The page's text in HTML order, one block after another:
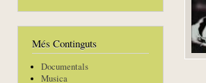
Més Continguts
Documentals
Musica